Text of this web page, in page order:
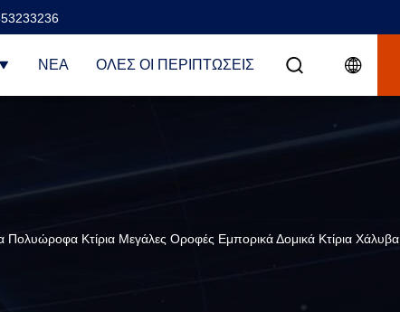
ΝΈΑ ΌΛΕΣ ΟΙ ΠΕΡΙΠΤΏΣΕΙΣ
Κτίρια Μεγάλες Οροφές Εμπορικά Δομικά Κτίρια Χάλυβα